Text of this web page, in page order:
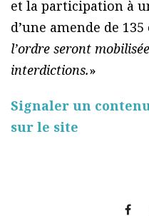
et la participation à
d’une amende de 135
l’ordre seront
interdictions.»
Signaler un
sur le site